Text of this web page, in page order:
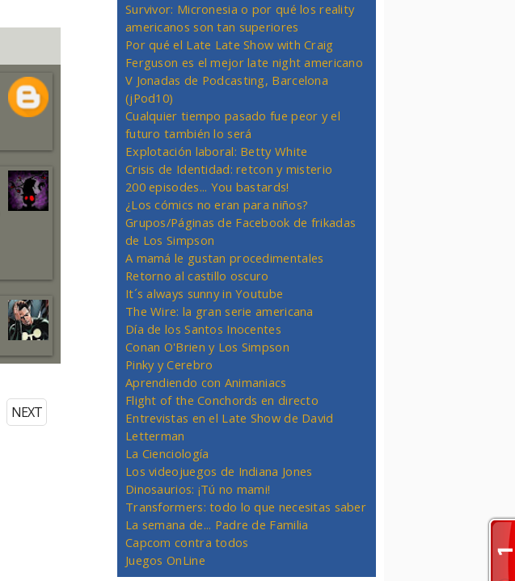
NEXT
Survivor: Micronesia o por qué los reality
americanos son tan superiores
Por qué el Late Late Show with Craig
Ferguson es el mejor late night americano
V Jonadas de Podcasting, Barcelona
(jPod10)
Cualquier tiempo pasado fue peor y el
futuro también lo será
Explotación laboral: Betty White
Crisis de Identidad: retcon y misterio
200 episodes... You bastards!
¿Los cómics no eran para niños?
Grupos/Páginas de Facebook de frikadas
de Los Simpson
A mamá le gustan procedimentales
Retorno al castillo oscuro
It´s always sunny in Youtube
The Wire: la gran serie americana
Día de los Santos Inocentes
Conan O'Brien y Los Simpson
Pinky y Cerebro
Aprendiendo con Animaniacs
Flight of the Conchords en directo
Entrevistas en el Late Show de David
Letterman
La Cienciología
Los videojuegos de Indiana Jones
Dinosaurios: ¡Tú no mami!
Transformers: todo lo que necesitas saber
La semana de... Padre de Familia
Capcom contra todos
Juegos OnLine